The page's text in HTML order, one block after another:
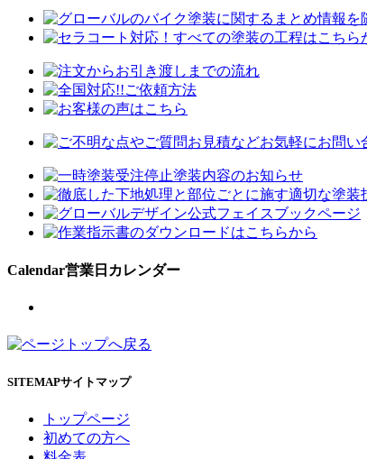
Calendar営業日カレンダー
SITEMAPサイトマップ
トップページ
初めての方へ